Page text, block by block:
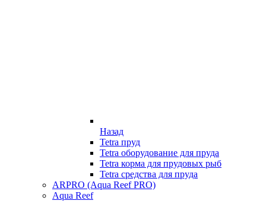
Назад
Tetra пруд
Tetra оборудование для пруда
Tetra корма для прудовых рыб
Tetra средства для пруда
ARPRO (Aqua Reef PRO)
Aqua Reef